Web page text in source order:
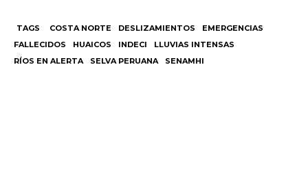
TAGS COSTA NORTE DESLIZAMIENTOS
EMERGENCIAS
FALLECIDOS
HUAICOS INDECI
LLUVIAS INTENSAS
RÍOS EN ALERTA
SELVA PERUANA SENAMHI